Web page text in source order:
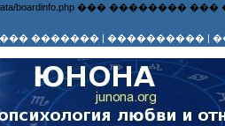
boardinfo.php ���
������� | ���������� |